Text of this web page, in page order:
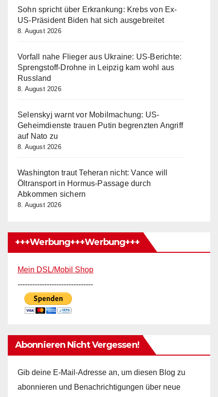
Sohn spricht über Erkrankung: Krebs von Ex-
US-Präsident Biden hat sich ausgebreitet
8. August 2026
Vorfall nahe Flieger aus Ukraine: US-Berichte:
Sprengstoff-Drohne in Leipzig kam wohl aus
Russland
8. August 2026
Selenskyj warnt vor Mobilmachung: US-
Geheimdienste trauen Putin begrenzten Angriff
auf Nato zu
8. August 2026
Washington traut Teheran nicht: Vance will
Öltransport in Hormus-Passage durch
Abkommen sichern
8. August 2026
+++Werbung+++Werbung+++
Mein DSL/Mobil Shop
-------------------------------
Abonnieren Nicht Vergessen!
Gib deine E-Mail-Adresse an, um diesen Blog zu
abonnieren und Benachrichtigungen über neue